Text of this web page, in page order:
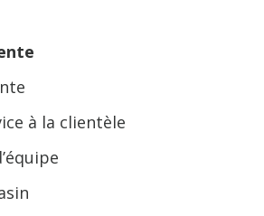
à la clientèle